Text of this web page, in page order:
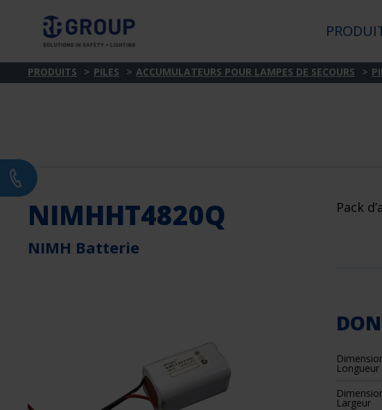
PRODUITS PILES ACCUMULATEURS POUR LAMPES DE SECOURS
NIMHHT4820Q
NIMH Batterie
Pack
Longueur
Largeur